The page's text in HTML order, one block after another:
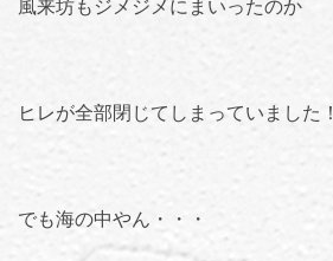
風来坊もジメジメにまいったのか
ヒレが全部閉じてしまっていました！
でも海の中やん・・・